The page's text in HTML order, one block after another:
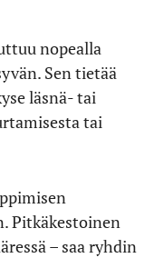
nopealla
Sen tietää
läsnä- tai
tai
Pitkäkestoinen
– saa ryhdin